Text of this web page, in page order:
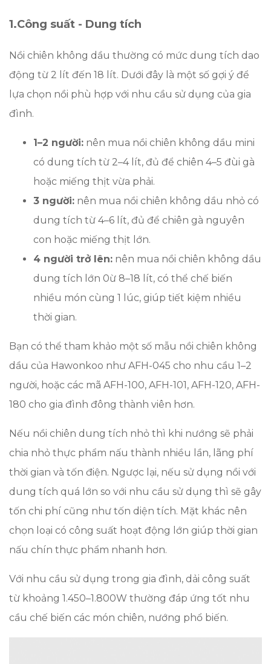
1.Công suất - Dung tích
Nồi chiên không dầu thường có mức dung tích dao
động từ 2 lít đến 18 lít. Dưới đây là một số gợi ý để
lựa chọn nồi phù hợp với nhu cầu sử dụng của gia
đình.
1–2 người: nên mua nồi chiên không dầu mini
có dung tích từ 2–4 lít, đủ để chiên 4–5 đùi gà
hoặc miếng thịt vừa phải.
3 người: nên mua nồi chiên không dầu nhỏ có
dung tích từ 4–6 lít, đủ để chiên gà nguyên
con hoặc miếng thịt lớn.
4 người trở lên: nên mua nồi chiên không dầu
dung tích lớn 0ừ 8–18 lít, có thể chế biến
nhiều món cùng 1 lúc, giúp tiết kiệm nhiều
thời gian.
Bạn có thể tham khảo một số mẫu nồi chiên không
dầu của Hawonkoo như AFH-045 cho nhu cầu 1–2
người, hoặc các mã AFH-100, AFH-101, AFH-120, AFH-
180 cho gia đình đông thành viên hơn.
Nếu nồi chiên dung tích nhỏ thì khi nướng sẽ phải
chia nhỏ thực phẩm nấu thành nhiều lần, lãng phí
thời gian và tốn điện. Ngược lại, nếu sử dụng nồi với
dung tích quá lớn so với nhu cầu sử dụng thì sẽ gây
tốn chi phí cũng như tốn diện tích. Mặt khác nên
chọn loại có công suất hoạt động lớn giúp thời gian
nấu chín thực phẩm nhanh hơn.
Với nhu cầu sử dụng trong gia đình, dải công suất
từ khoảng 1.450–1.800W thường đáp ứng tốt nhu
cầu chế biến các món chiên, nướng phổ biến.